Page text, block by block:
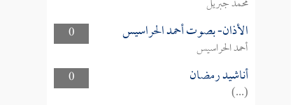
0
الأذان- بصوت أحمد الحراسيس
أحمد الحراسيس
0
أناشيد رمضان
(...)